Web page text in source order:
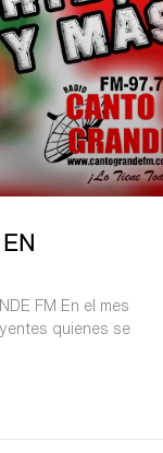
FM En el mes
quienes se